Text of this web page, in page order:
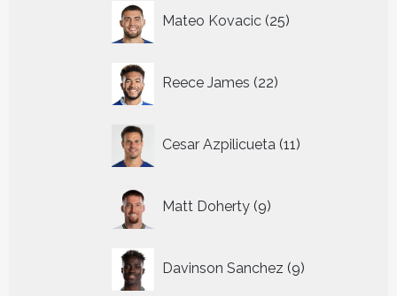
Mateo Kovacic 25
producten
Reece James 22
producten
Cesar Azpilicueta 11
producten
Matt Doherty 9
producten
Davinson Sanchez 9
producten